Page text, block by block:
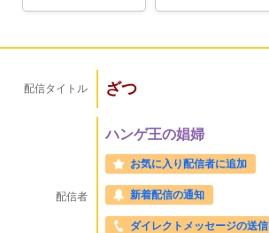
配信タイトル ざつ
配信者
ハンゲ王の娼婦
お気に入り配信者に追加
新着配信の通知
ダイレクトメッセージの送信